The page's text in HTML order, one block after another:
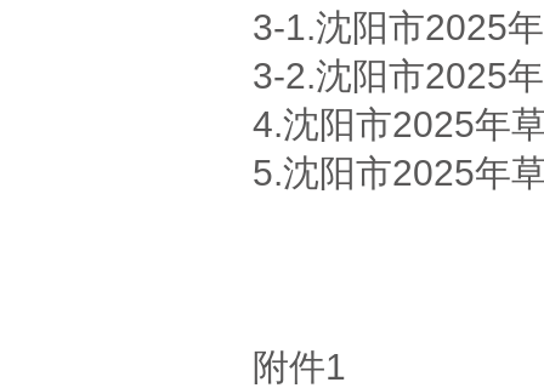
3-1.沈阳市2025
3-2.沈阳市2025
4.沈阳市2025年
5.沈阳市2025年
附件1